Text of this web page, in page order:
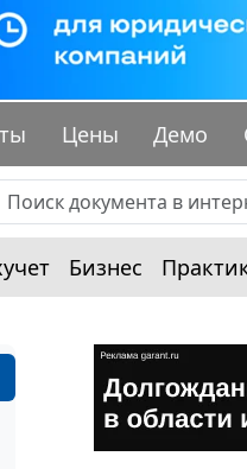
Цены Демо
Бизнес